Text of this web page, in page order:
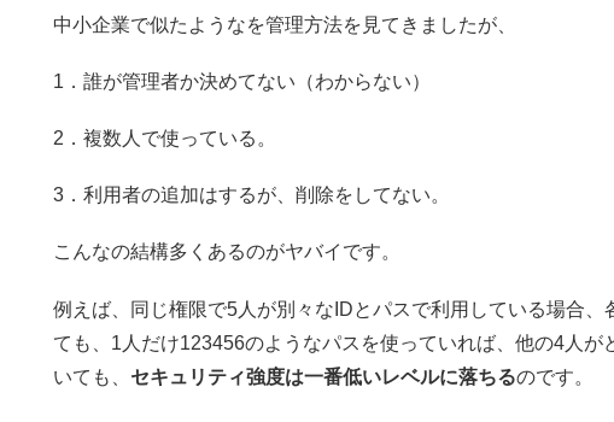
中小企業で似たようなを管理方法を見てきましたが、
1．誰が管理者か決めてない（わからない）
2．複数人で使っている。
3．利用者の追加はするが、削除をしてない。
こんなの結構多くあるのがヤバイです。
例えば、同じ権限で5人が別々なIDとパスで利用している場合
ても、1人だけ123456のようなパスを使っていれば、他の4人が
いても、 セキュリティ強度は一番低いレベルに落ちるのです。